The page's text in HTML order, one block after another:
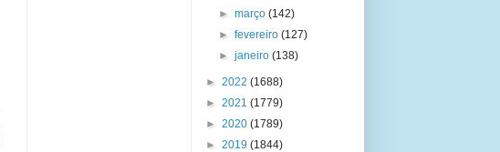
►março(142)
►fevereiro(127)
►janeiro(138)
► 2022 (1688)
► 2021 (1779)
► 2020 (1789)
► 2019 (1844)